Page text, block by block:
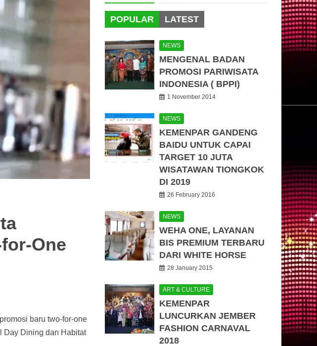
One
baru two-for-one
Day Dining dan Habitat
POPULAR LATEST
NEWS
MENGENAL BADAN
PROMOSI PARIWISATA
INDONESIA ( BPPI)
1 November 2014
NEWS
KEMENPAR GANDENG
BAIDU UNTUK CAPAI
TARGET 10 JUTA
WISATAWAN TIONGKOK
DI 2019
26 February 2016
NEWS
WEHA ONE, LAYANAN
BIS PREMIUM TERBARU
DARI WHITE HORSE
28 January 2015
ART & CULTURE
KEMENPAR
LUNCURKAN JEMBER
FASHION CARNAVAL
2018